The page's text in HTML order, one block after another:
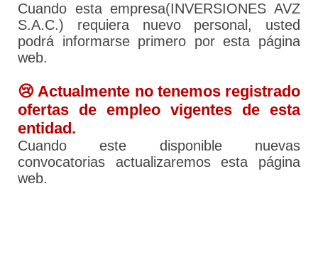
Cuando esta empresa(INVERSIONES AVZ
S.A.C.) requiera nuevo personal, usted
podrá informarse primero por esta página
web.
😢 Actualmente no tenemos registrado
ofertas de empleo vigentes de esta
entidad.
Cuando este disponible nuevas
convocatorias actualizaremos esta página
web.